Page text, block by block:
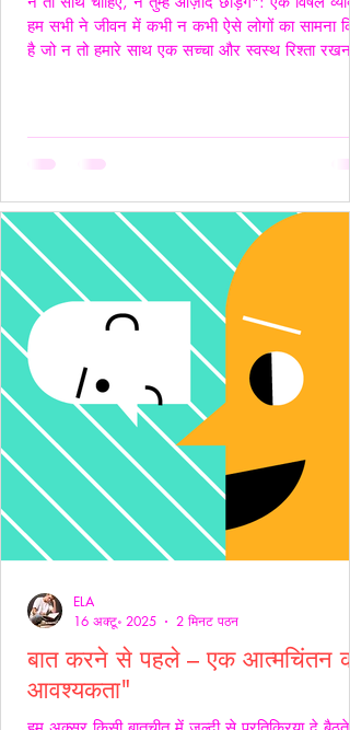
हम सभी ने जीवन में कभी न कभी ऐसे लोगों का सामना
है जो न तो हमारे साथ एक सच्चा और स्वस्थ रिश्ता रखना
अक्सर "Toxic", यानी विषैले व्यवहार के उदाहरण होते हैं,
बात करने से पहले – एक आत्मचिंतन की
आवश्यकता"
ELA
16 अक्टू॰ 2025
2 मिनट पठन